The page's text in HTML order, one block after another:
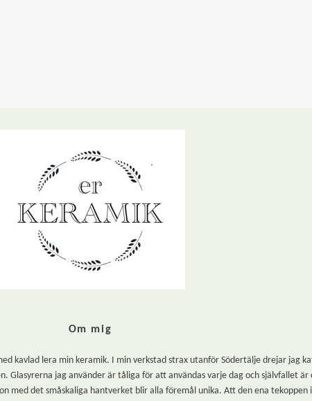
Om mig
kavlad lera min keramik. I min verkstad strax utanför Södertälje drejar jag
Glasyrerna jag använder är tåliga för att användas varje dag och självfallet
det småskaliga hantverket blir alla föremål unika. Att den ena